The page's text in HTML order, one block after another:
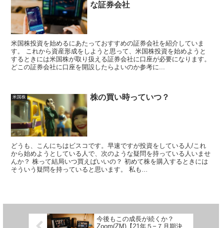
な証券会社
米国株投資を始めるにあたっておすすめの証券会社を紹介していま
す。 これから資産形成をしようと思って、米国株投資を始めようと
するときには米国株が取り扱える証券会社に口座が必要になります。
どこの証券会社に口座を開設したらよいのか参考に...
米国株 株の買い時っていつ？
どうも、こんにちはビスコです。早速ですが投資をしている人/これ
から始めようとしている人で、次のような疑問を持っている人いませ
んか？ 株って結局いつ買えばいいの？ 初めて株を購入するときには
そういう疑問を持っていると思います。 私も...
今後もこの成長が続くか？
Zoom(ZM)【21年５−７月期決